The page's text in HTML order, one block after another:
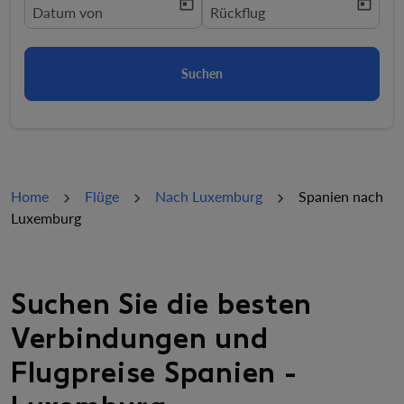
fc-booking-departure-date-aria-label
Datum von fc-booking-return-date-aria-
Rückflug
Suchen
Home Flüge Nach Luxemburg
Spanien nach
Luxemburg
Suchen Sie die besten
Verbindungen und
Flugpreise Spanien -